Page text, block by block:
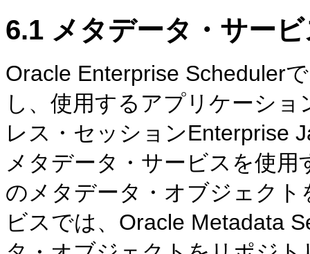
6.1 メタデータ・サー
Oracle Enterprise Scheduler
し、使用するアプリケーシ
レス・セッションEnterprise
メタデータ・サービスを使
のメタデータ・オブジェク
ビスでは、Oracle Metadata